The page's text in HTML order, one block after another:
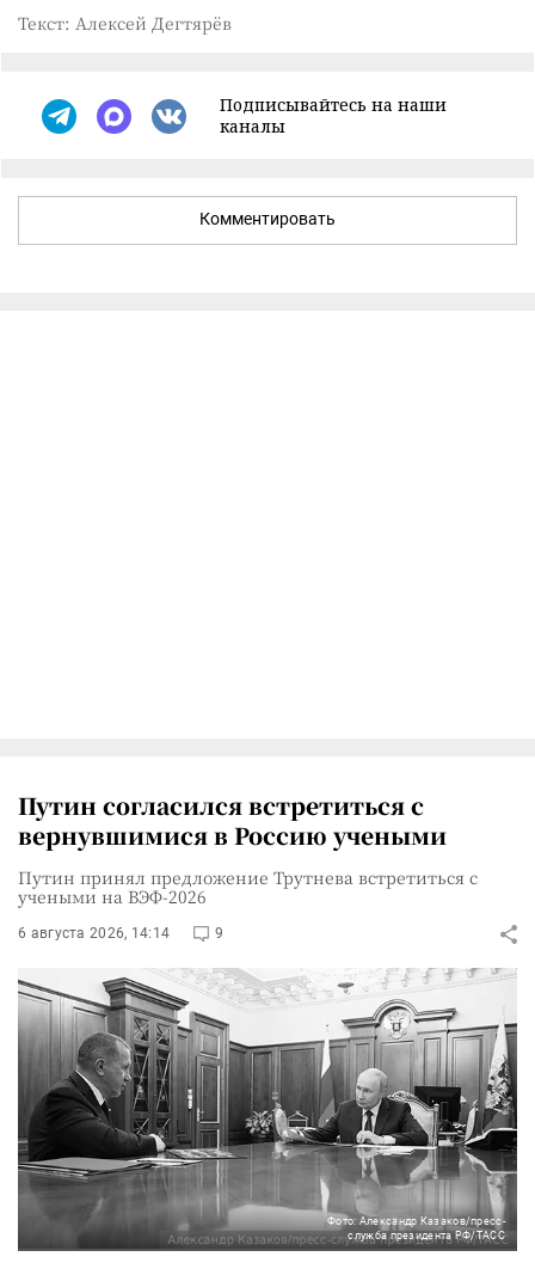
Текст: Алексей Дегтярёв
Подписывайтесь на наши
каналы
Комментировать
Путин согласился встретиться с
вернувшимися в Россию учеными
Путин принял предложение Трутнева встретиться с
учеными на ВЭФ-2026
6 августа 2026, 14:14 9
Фото: Александр Казаков/пресс-
служба президента РФ/ТАСС